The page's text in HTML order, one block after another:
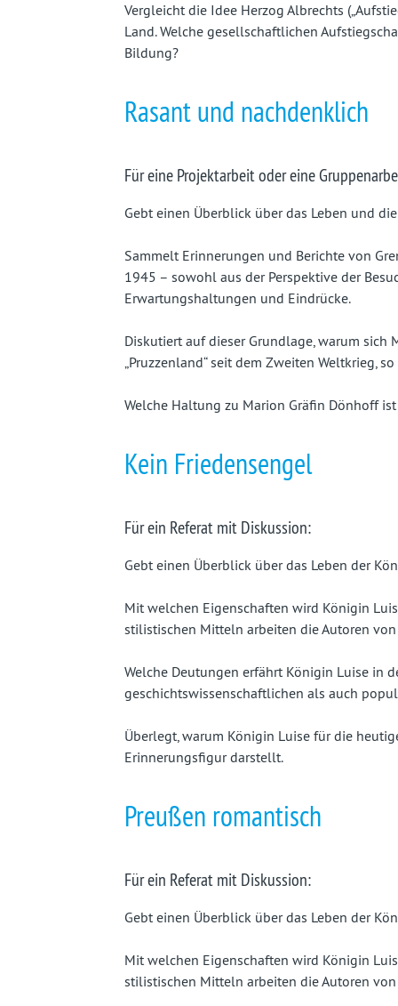
Vergleicht die Idee Herzog Albrechts
Land. Welche gesellschaftlichen
Bildung?
Rasant und nachdenklich
Für eine Projektarbeit oder eine
Gebt einen Überblick über das Leben und
Sammelt Erinnerungen und Berichte von
1945 – sowohl aus der Perspektive der
Erwartungshaltungen und Eindrücke.
Diskutiert auf dieser Grundlage, warum sich
„Pruzzenland“ seit dem Zweiten Weltkrieg,
Welche Haltung zu Marion Gräfin Dönhoff
Kein Friedensengel
Für ein Referat mit Diskussion:
Gebt einen Überblick über das Leben der
Mit welchen Eigenschaften wird Königin
stilistischen Mitteln arbeiten die Autoren von
Welche Deutungen erfährt Königin Luise in
geschichtswissenschaftlichen als auch
Überlegt, warum Königin Luise für die
Erinnerungsfigur darstellt.
Preußen romantisch
Für ein Referat mit Diskussion:
Gebt einen Überblick über das Leben der
Mit welchen Eigenschaften wird Königin
stilistischen Mitteln arbeiten die Autoren von